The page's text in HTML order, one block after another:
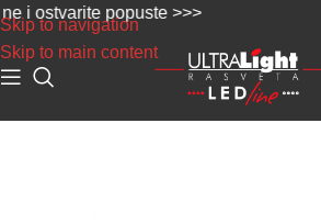
Skip to navigation
Skip to main content
popuste >>>